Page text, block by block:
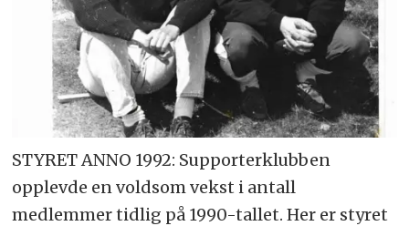
STYRET ANNO 1992: Supporterklubben
opplevde en voldsom vekst i antall
medlemmer tidlig på 1990-tallet. Her er styret